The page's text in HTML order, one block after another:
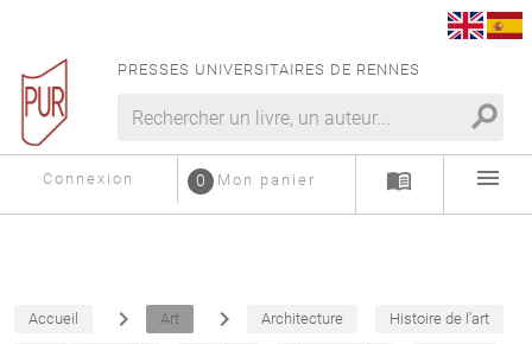
PRESSES UNIVERSITAIRES DE RENNES
search
Connexion Mon panier
0 menu_book menu
Accueil navigate_next Art navigate_next Architecture Histoire de l'art